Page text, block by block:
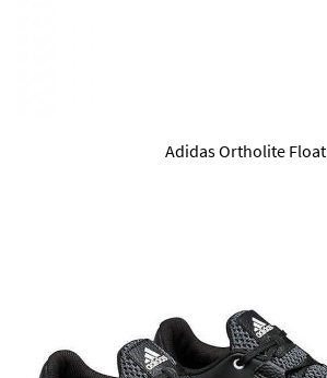
Adidas Ortholite Float